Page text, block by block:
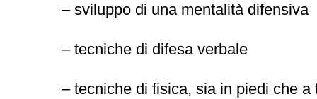
– sviluppo di una mentalità difensiva
– tecniche di difesa verbale
– tecniche di fisica, sia in piedi che a